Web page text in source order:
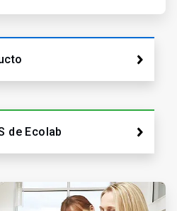
de Ecolab